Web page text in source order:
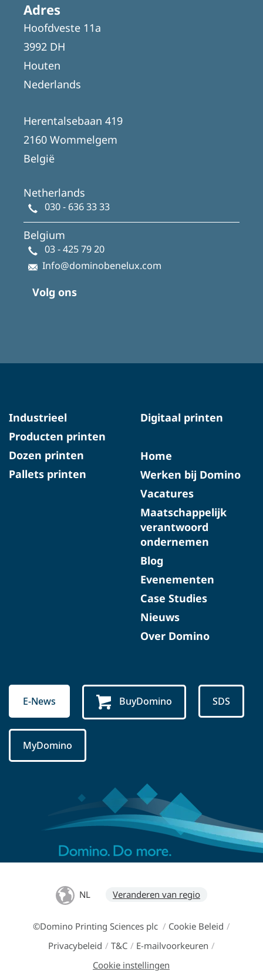
Adres
Hoofdveste 11a
3992 DH
Houten
Nederlands
Herentalsebaan 419
2160 Wommelgem
België
Netherlands
030 - 636 33 33
Belgium
03 - 425 79 20
Info@dominobenelux.com
Volg ons
Industrieel
Producten printen
Dozen printen
Pallets printen
Digitaal printen
Home
Werken bij Domino
Vacatures
Maatschappelijk
verantwoord
ondernemen
Blog
Evenementen
Case Studies
Nieuws
Over Domino
E-News BuyDomino SDS
MyDomino
NL Veranderen van regio
©Domino Printing Sciences plc / Cookie Beleid /
Privacybeleid / T&C / E-mailvoorkeuren /
Cookie instellingen